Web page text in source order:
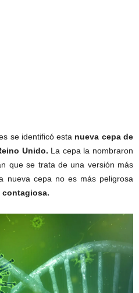
se identificó esta nueva cepa de
Unido. La cepa la nombraron
que se trata de una versión más
nueva cepa no es más peligrosa
contagiosa.